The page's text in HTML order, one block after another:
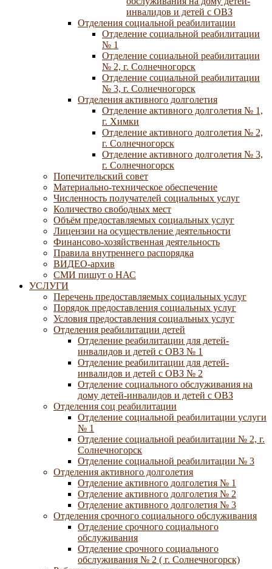
инвалидов и детей с ОВЗ
Отделения социальной реабилитации
Отделение социальной реабилитации
№ 1
Отделение социальной реабилитации
№ 2, г. Солнечногорск
Отделение социальной реабилитации
№ 3, г. Солнечногорск
Отделения активного долголетия
Отделение активного долголетия № 1,
г. Химки
Отделение активного долголетия № 2,
г. Солнечногорск
Отделение активного долголетия № 3,
г. Солнечногорск
Попечительский совет
Материально-техническое обеспечение
Численность получателей социальных услуг
Количество свободных мест
Объём предоставляемых социальных услуг
Лицензии на осуществление деятельности
Финансово-хозяйственная деятельность
Правила внутреннего распорядка
ВИДЕО-архив
СМИ пишут о НАС
УСЛУГИ
Перечень предоставляемых социальных услуг
Порядок предоставления социальных услуг
Условия предоставления социальных услуг
Отделения реабилитации детей
Отделение реабилитации для детей-
инвалидов и детей с ОВЗ № 1
Отделение реабилитации для детей-
инвалидов и детей с ОВЗ № 2
Отделение социального обслуживания на
дому детей-инвалидов и детей с ОВЗ
Отделения соц реабилитации
Отделение социальной реабилитации услуги
№ 1
Отделение социальной реабилитации № 2, г.
Солнечногорск
Отделение социальной реабилитации № 3
Отделения активного долголетия
Отделение активного долголетия № 1
Отделение активного долголетия № 2
Отделение активного долголетия № 3
Отделения срочного социального обслуживания
Отделение срочного социального
обслуживания
Отделение срочного социального
обслуживания № 2 ( г. Солнечногорск)